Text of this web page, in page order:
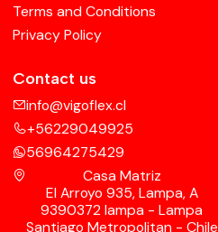
Terms and Conditions
Privacy Policy
Contact us
info@vigoflex.cl
+56229049925
56964275429
Casa Matriz
El Arroyo 935, Lampa, A
9390372 lampa - Lampa
Santiago Metropolitan - Chile